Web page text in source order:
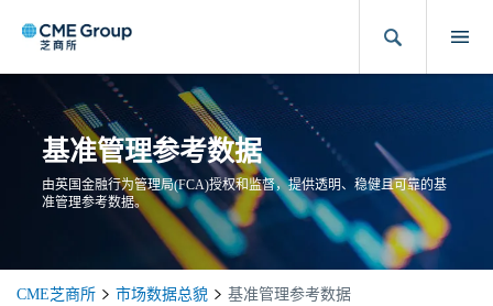
基准管理参考数据
由英国金融行为管理局(FCA)授权和监督，提供透明、稳健且可靠的基
准管理参考数据。
CME芝商所 市场数据总貌 基准管理参考数据